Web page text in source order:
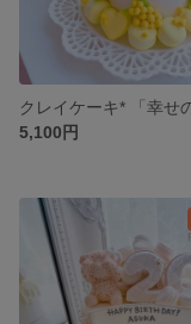
5,100円